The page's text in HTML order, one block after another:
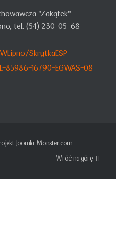
"Zakątek"
tel. (54) 230-05-68
SkrytkaESP
85986-16790-EGWAS-08
Joomla-Monster.com
Wróć na górę